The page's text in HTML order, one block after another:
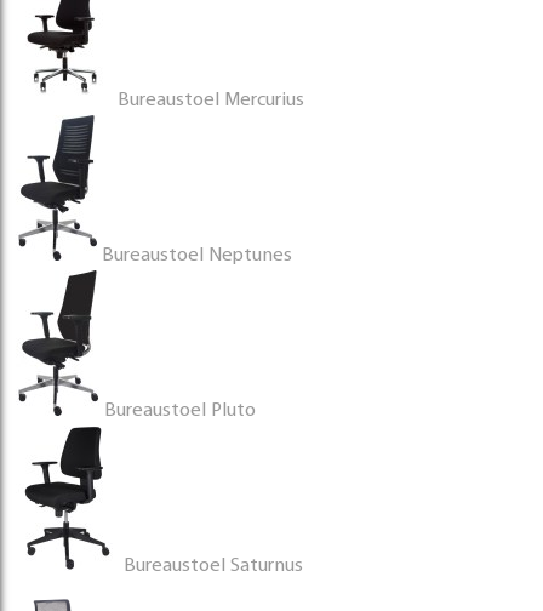
Bureaustoel Mercurius
Bureaustoel Neptunes
Bureaustoel Pluto
Bureaustoel Saturnus